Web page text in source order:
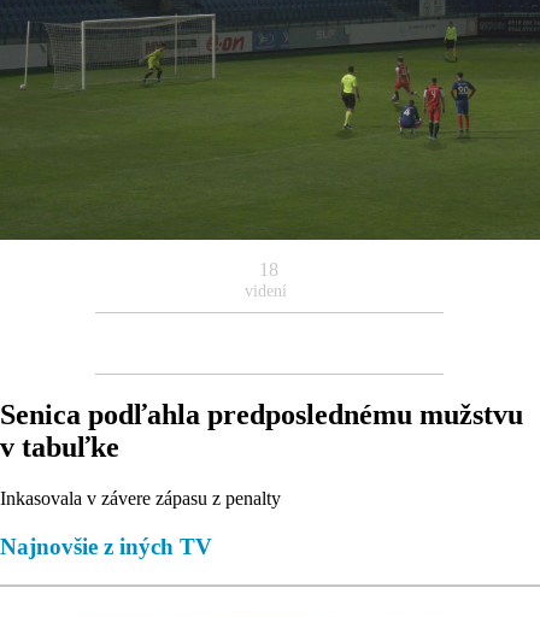
18
videní
Senica podľahla predposlednému mužstvu
v tabuľke
Inkasovala v závere zápasu z penalty
Najnovšie z iných TV